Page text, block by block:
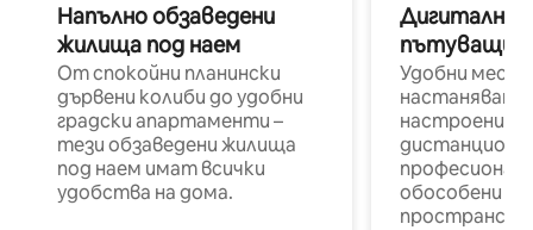
Напълно обзаведени
жилища под наем
От спокойни планински
дървени колиби до удобни
градски апартаменти –
тези обзаведени жилища
под наем имат всички
удобства на дома.
Дигитални
пътуващи
Удобни
настаняване
настроени и
обособени